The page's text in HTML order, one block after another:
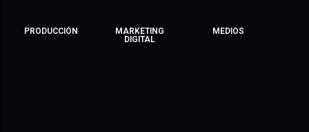
PRODUCCIÓN
MARKETING
DIGITAL
MEDIOS